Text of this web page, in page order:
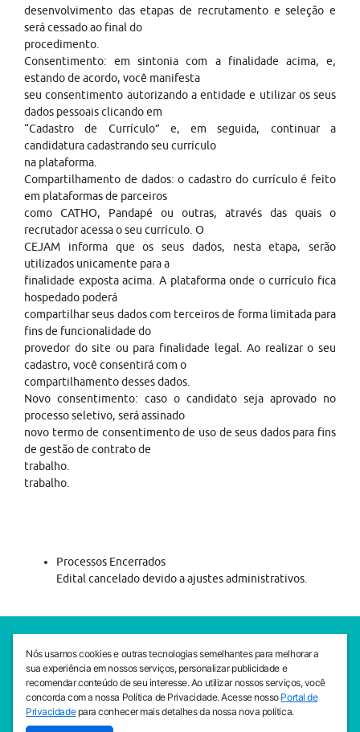
desenvolvimento das etapas de recrutamento e seleção e
será cessado ao final do
procedimento.
Consentimento: em sintonia com a finalidade acima, e,
estando de acordo, você manifesta
seu consentimento autorizando a entidade e utilizar os seus
dados pessoais clicando em
“Cadastro de Currículo” e, em seguida, continuar a
candidatura cadastrando seu currículo
na plataforma.
Compartilhamento de dados: o cadastro do currículo é feito
em plataformas de parceiros
como CATHO, Pandapé ou outras, através das quais o
recrutador acessa o seu currículo. O
CEJAM informa que os seus dados, nesta etapa, serão
utilizados unicamente para a
finalidade exposta acima. A plataforma onde o currículo fica
hospedado poderá
compartilhar seus dados com terceiros de forma limitada para
fins de funcionalidade do
provedor do site ou para finalidade legal. Ao realizar o seu
cadastro, você consentirá com o
compartilhamento desses dados.
Novo consentimento: caso o candidato seja aprovado no
processo seletivo, será assinado
novo termo de consentimento de uso de seus dados para fins
de gestão de contrato de
trabalho.
trabalho.
Processos Encerrados
Edital cancelado devido a ajustes administrativos.
SEDE CEJAM
Av. da Liberdade, 765, Liberdade, São Paulo, 01503-001
(11) 3469 - 1818
INSTITUTO CEJAM
Av. da Liberdade, 765, Liberdade, São Paulo, 01503-001
Nós usamos cookies e outras tecnologias semelhantes para melhorar a
sua experiência em nossos serviços, personalizar publicidade e
recomendar conteúdo de seu interesse. Ao utilizar nossos serviços, você
concorda com a nossa Política de Privacidade. Acesse nosso Portal de
Privacidadepara conhecer mais detalhes da nossa nova política.